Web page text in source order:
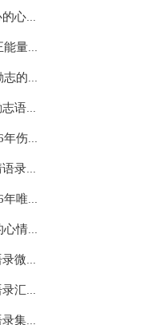
【必备】伤心的心情语录汇编66条
2026年精选正能量励志语录大集合69条
2026年经典励志的语录大合集88句
简洁的生活励志语录汇编75条
【精华】2026年伤心的心情语录集合46句
精选唯美心情语录汇编66条
【热门】2026年唯美心情语录摘录67条
2026年简洁的心情语录54句
简短的心情语录微博大汇总61条
唯美心情的语录汇编95句
简单的心情语录集锦77句